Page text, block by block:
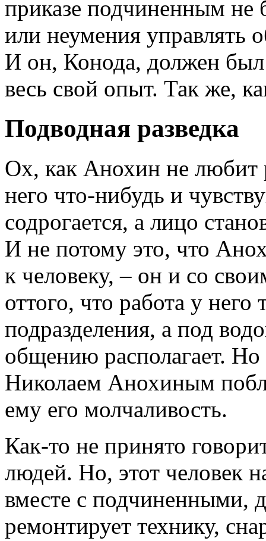
приказе подчиненным не
или неумения управлять
И он, Конода, должен
весь свой опыт. Так же,
Подводная разведка
Ох, как Анохин не любит
него что-нибудь и
содрогается, а лицо
И не потому это, что
к человеку, – он и со
оттого, что работа у него
подразделения, а под
общению располагает. Но
Николаем Анохиным
ему его молчаливость.
Как-то не принято
людей. Но, этот человек
вместе с подчиненными,
ремонтирует технику,